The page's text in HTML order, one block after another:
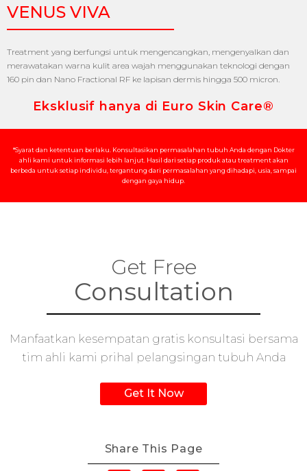
VENUS VIVA
Treatment yang berfungsi untuk mengencangkan, mengenyalkan dan
merawatakan warna kulit area wajah menggunakan teknologi dengan
160 pin dan Nano Fractional RF ke lapisan dermis hingga 500 micron.
Eksklusif hanya di Euro Skin Care®
*Syarat dan ketentuan berlaku. Konsultasikan permasalahan tubuh Anda dengan Dokter
ahli kami untuk informasi lebih lanjut. Hasil dari setiap produk atau treatment akan
berbeda untuk setiap individu, tergantung dari permasalahan yang dihadapi, usia, sampai
dengan gaya hidup.
Get Free
Consultation
Manfaatkan kesempatan gratis konsultasi bersama
tim ahli kami prihal pelangsingan tubuh Anda
Get It Now
Share This Page